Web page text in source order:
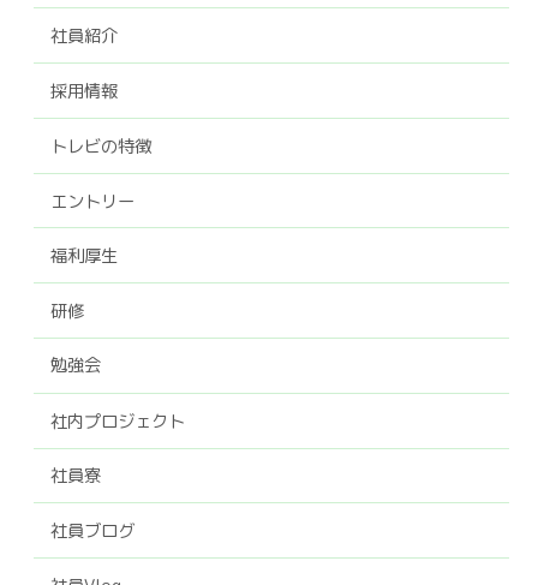
社員紹介
採用情報
トレビの特徴
エントリー
福利厚生
研修
勉強会
社内プロジェクト
社員寮
社員ブログ